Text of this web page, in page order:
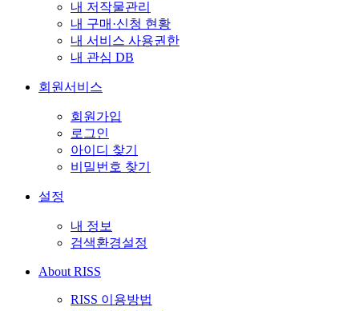
내 저작물관리
내 구매·신청 현황
내 서비스 사용권한
내 관심 DB
회원서비스
회원가입
로그인
아이디 찾기
비밀번호 찾기
설정
내 정보
검색환경설정
About RISS
RISS 이용방법